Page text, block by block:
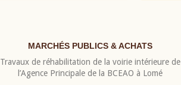
MARCHÉS PUBLICS & ACHATS
Travaux de réhabilitation de la voirie intérieure de
l’Agence Principale de la BCEAO à Lomé